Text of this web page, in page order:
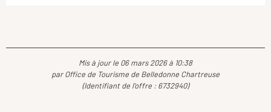
Mis à jour le 06 mars 2026 à 10:38
par Office de Tourisme de Belledonne Chartreuse
(Identifiant de l'offre : 6732940)